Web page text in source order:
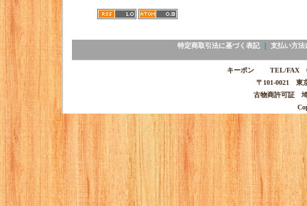
特定商取引法に基づく表記｜ 支払い方法
キーポン TEL/FAX
〒101-0021 東
古物商許可証